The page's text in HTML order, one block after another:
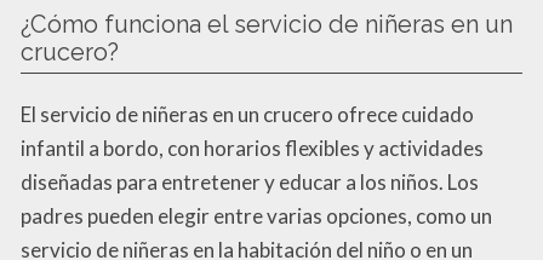
¿Cómo funciona el servicio de niñeras en un
crucero?
El servicio de niñeras en un crucero ofrece cuidado
infantil a bordo, con horarios flexibles y actividades
diseñadas para entretener y educar a los niños. Los
padres pueden elegir entre varias opciones, como un
servicio de niñeras en la habitación del niño o en un